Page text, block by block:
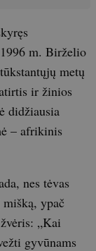
m. Birželio
metų
ir žinios
didžiausia
– afrikinis
nes tėvas
ypač
„Kai
gyvūnams